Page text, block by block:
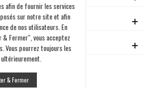
afin de fournir les services
sur notre site et afin
de nos utilisateurs. En
Fermer", vous acceptez
Vous pourrez toujours les
& Fermer